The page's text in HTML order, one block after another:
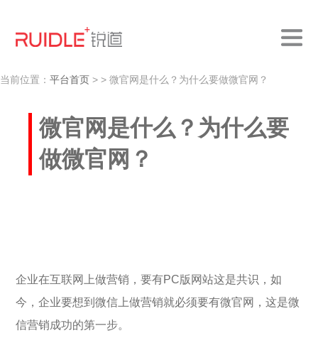
当前位置： 平台首页 > > 微官网是什么？为什么要做微官网？
微官网是什么？为什么要
做微官网？
企业在互联网上做营销，要有PC版网站这是共识，如
今，企业要想到微信上做营销就必须要有微官网，这是微
信营销成功的第一步。